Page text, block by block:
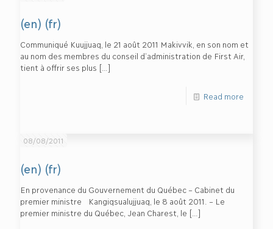
(en) (fr)
Communiqué Kuujjuaq, le 21 août 2011 Makivvik, en son nom et
au nom des membres du conseil d’administration de First Air,
tient à offrir ses plus […]
Read more
08/08/2011
(en) (fr)
En provenance du Gouvernement du Québec – Cabinet du
premier ministre Kangiqsualujjuaq, le 8 août 2011. – Le
premier ministre du Québec, Jean Charest, le […]